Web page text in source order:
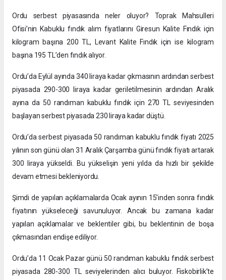
Ordu serbest piyasasında neler oluyor? Toprak Mahsulleri
Ofisi’nin Kabuklu fındık alım fiyatlarını Giresun Kalite Fındık için
kilogram başına 200 TL, Levant Kalite Fındık için ise kilogram
başına 195 TL’den fındık alıyor.
Ordu’da Eylül ayında 340 liraya kadar çıkmasının ardından serbest
piyasada 290-300 liraya kadar geriletilmesinin ardından Aralık
ayına da 50 randıman kabuklu fındık için 270 TL seviyesinden
başlayan serbest piyasada 230 liraya kadar düştü.
Ordu’da serbest piyasada 50 randıman kabuklu fındık fiyatı 2025
yılının son günü olan 31 Aralık Çarşamba günü fındık fiyatı artarak
300 liraya yükseldi. Bu yükselişin yeni yılda da hızlı bir şekilde
devam etmesi bekleniyordu.
Şimdi de yapılan açıklamalarda Ocak ayının 15’inden sonra fındık
fiyatının yükseleceği savunuluyor. Ancak bu zamana kadar
yapılan açıklamalar ve beklentiler gibi, bu beklentinin de boşa
çıkmasından endişe ediliyor.
Ordu’da 11 Ocak Pazar günü 50 randıman kabuklu fındık serbest
piyasada 280-300 TL seviyelerinden alıcı buluyor. Fiskobirlik’te